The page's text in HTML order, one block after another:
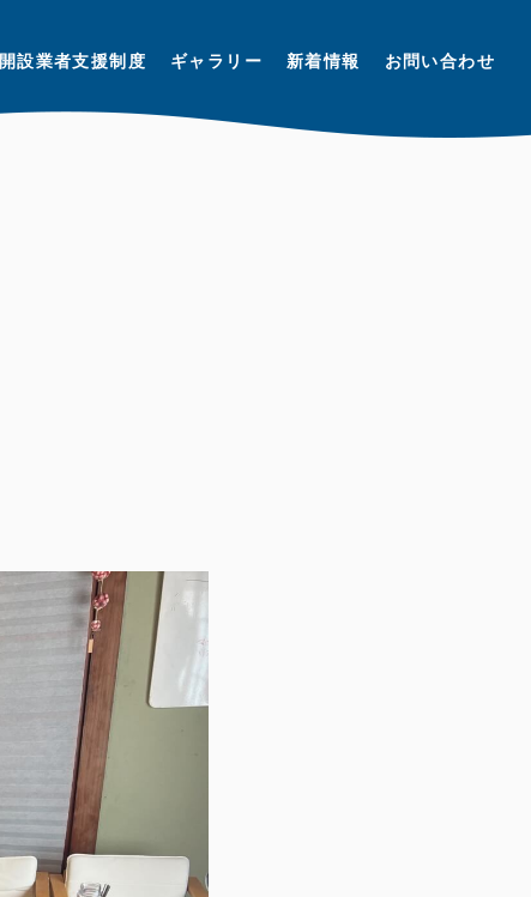
開設業者支援制度 ギャラリー 新着情報 お問い合わせ